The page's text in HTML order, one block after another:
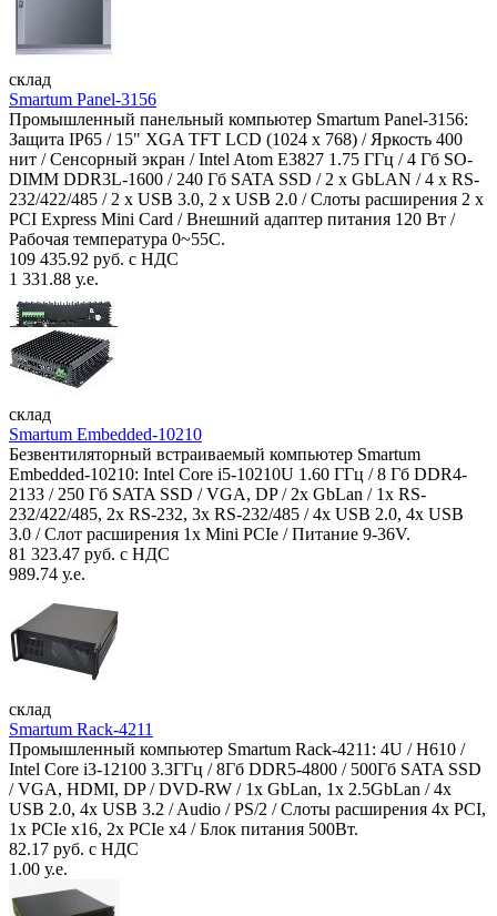
склад
Smartum Panel-3156
Промышленный панельный компьютер Smartum Panel-3156:
Защита IP65 / 15" XGA TFT LCD (1024 x 768) / Яркость 400
нит / Сенсорный экран / Intel Atom E3827 1.75 ГГц / 4 Гб SO-
DIMM DDR3L-1600 / 240 Гб SATA SSD / 2 x GbLAN / 4 x RS-
232/422/485 / 2 x USB 3.0, 2 x USB 2.0 / Слоты расширения 2 x
PCI Express Mini Card / Внешний адаптер питания 120 Вт /
Рабочая температура 0~55C.
109 435.92 руб. с НДС
1 331.88 у.е.
склад
Smartum Embedded-10210
Безвентиляторный встраиваемый компьютер Smartum
Embedded-10210: Intel Core i5-10210U 1.60 ГГц / 8 Гб DDR4-
2133 / 250 Гб SATA SSD / VGA, DP / 2х GbLan / 1х RS-
232/422/485, 2x RS-232, 3x RS-232/485 / 4x USB 2.0, 4х USB
3.0 / Слот расширения 1x Mini PCIe / Питание 9-36V.
81 323.47 руб. с НДС
989.74 у.е.
склад
Smartum Rack-4211
Промышленный компьютер Smartum Rack-4211: 4U / H610 /
Intel Core i3-12100 3.3ГГц / 8Гб DDR5-4800 / 500Гб SATA SSD
/ VGA, HDMI, DP / DVD-RW / 1x GbLan, 1x 2.5GbLan / 4x
USB 2.0, 4x USB 3.2 / Audio / PS/2 / Слоты расширения 4x PCI,
1x PCIe x16, 2x PCIe x4 / Блок питания 500Вт.
82.17 руб. с НДС
1.00 у.е.